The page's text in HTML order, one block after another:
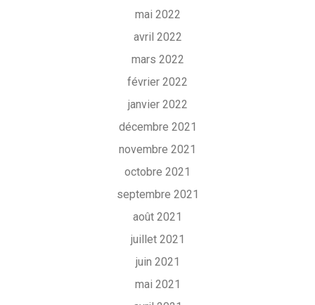
mai 2022
avril 2022
mars 2022
février 2022
janvier 2022
décembre 2021
novembre 2021
octobre 2021
septembre 2021
août 2021
juillet 2021
juin 2021
mai 2021